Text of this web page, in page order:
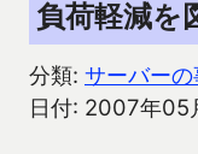
負荷軽減を
分類: サーバーの
日付: 2007年05